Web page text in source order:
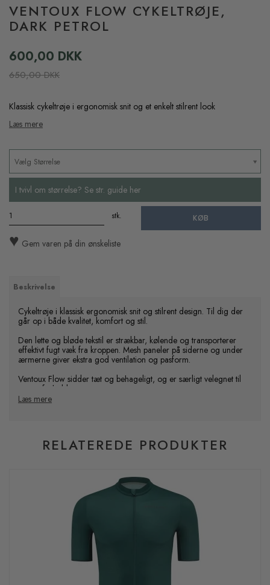
VENTOUX FLOW CYKELTRØJE,
DARK PETROL
600,00 DKK
650,00 DKK
Klassisk cykeltrøje i ergonomisk snit og et enkelt stilrent look
Læs mere
Vælg Størrelse
I tvivl om størrelse? Se str. guide her
stk. KØB
♥ Gem varen på din ønskeliste
Beskrivelse
Cykeltrøje i klassisk ergonomisk snit og stilrent design. Til dig der
går op i både kvalitet, komfort og stil.
Den lette og bløde tekstil er strækbar, kølende og transporterer
effektivt fugt væk fra kroppen. Mesh paneler på siderne og under
ærmerne giver ekstra god ventilation og pasform.
Ventoux Flow sidder tæt og behageligt, og er særligt velegnet til
varme forhold.
Mesh-paneler for optimal ventilation
Hel gennemgående "skjult" YKK lynlås
1 skjult lynlåslomme i siden til værdisagerne
Tætsiddende ærmer (mellemlange)
Silikone-bånd langs trøjekanten
Synlig refleks under midterste baglomme
Vaskes ved 30 grader - ingen tørretumbling.
Læs mere
RELATEREDE PRODUKTER